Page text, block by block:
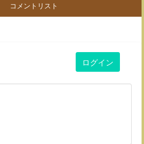
コメントリスト
ログイン